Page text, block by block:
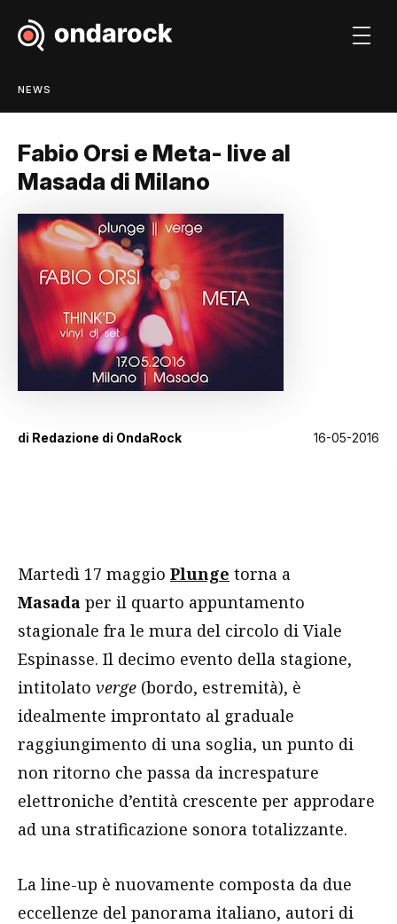
NEWS
Fabio Orsi e Meta- live al
Masada di Milano
di Redazione di OndaRock 16-05-2016
Martedì 17 maggio Plunge torna a
Masada per il quarto appuntamento
stagionale fra le mura del circolo di Viale
Espinasse. Il decimo evento della stagione,
intitolato verge (bordo, estremità), è
idealmente improntato al graduale
raggiungimento di una soglia, un punto di
non ritorno che passa da increspature
elettroniche d’entità crescente per approdare
ad una stratificazione sonora totalizzante.
La line-up è nuovamente composta da due
eccellenze del panorama italiano, autori di